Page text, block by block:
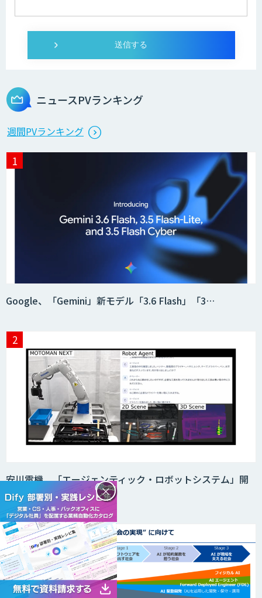
ニュースPVランキング
週間PVランキング
Google、「Gemini」新モデル「3.6 Flash」「3…
安川電機、「エージェンティック・ロボットシステム」開
発。AIロボ…
×